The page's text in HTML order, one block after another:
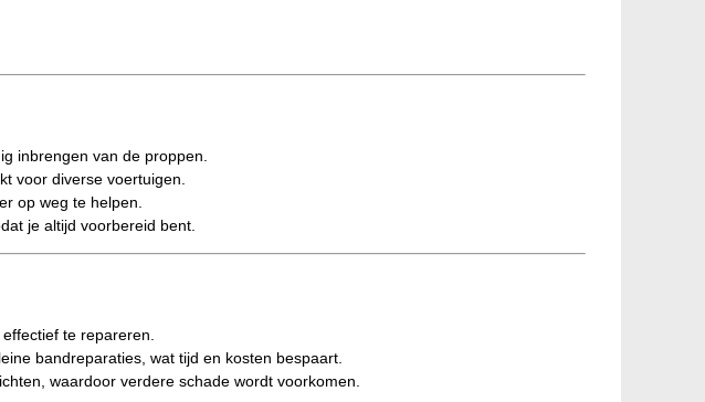
inbrengen van de proppen.
voor diverse voertuigen.
op weg te helpen.
je altijd voorbereid bent.
te repareren.
bandreparaties, wat tijd en kosten bespaart.
waardoor verdere schade wordt voorkomen.